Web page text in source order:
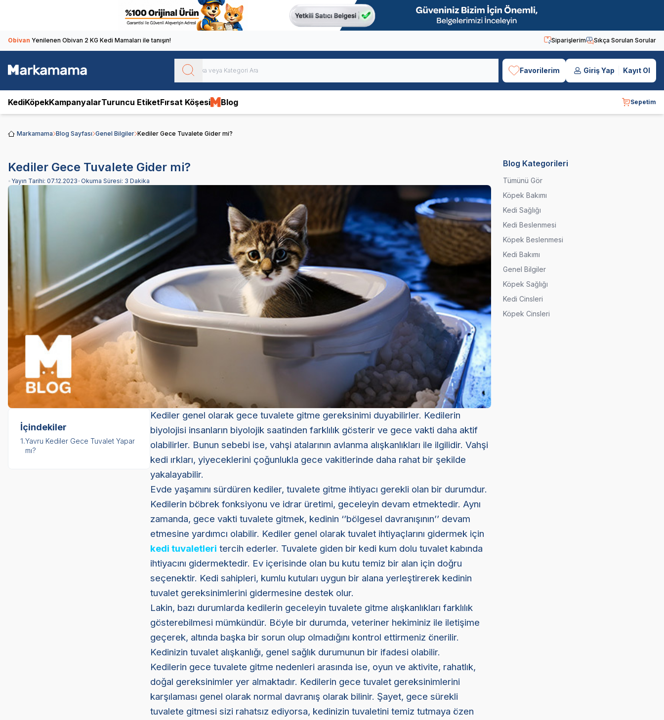
Obivan Yenilenen Obivan 2 KG Kedi Mamaları ile tanışın! Siparişlerim Sıkça Sorulan Sorular
Favorilerim Giriş Yap Kayıt Ol
KediKöpekKampanyalarTuruncu EtiketFırsat Köşesi Blog Sepetim
Markamama Blog Sayfası Genel Bilgiler Kediler Gece Tuvalete Gider mi?
Kediler Gece Tuvalete Gider mi?
• Yayın Tarihi: 07.12.2023•Okuma Süresi: 3 Dakika
İçindekiler
1.Yavru Kediler Gece Tuvalet Yapar
mı?
Kediler genel olarak gece tuvalete gitme gereksinimi duyabilirler. Kedilerin
biyolojisi insanların biyolojik saatinden farklılık gösterir ve gece vakti daha aktif
olabilirler. Bunun sebebi ise, vahşi atalarının avlanma alışkanlıkları ile ilgilidir. Vahşi
kedi ırkları, yiyeceklerini çoğunlukla gece vakitlerinde daha rahat bir şekilde
yakalayabilir.
Evde yaşamını sürdüren kediler, tuvalete gitme ihtiyacı gerekli olan bir durumdur.
Kedilerin böbrek fonksiyonu ve idrar üretimi, geceleyin devam etmektedir. Aynı
zamanda, gece vakti tuvalete gitmek, kedinin ‘’bölgesel davranışının’’ devam
etmesine yardımcı olabilir. Kediler genel olarak tuvalet ihtiyaçlarını gidermek için
kedi tuvaletleri tercih ederler. Tuvalete giden bir kedi kum dolu tuvalet kabında
ihtiyacını gidermektedir. Ev içerisinde olan bu kutu temiz bir alan için doğru
seçenektir. Kedi sahipleri, kumlu kutuları uygun bir alana yerleştirerek kedinin
tuvalet gereksinimlerini gidermesine destek olur.
Lakin, bazı durumlarda kedilerin geceleyin tuvalete gitme alışkanlıkları farklılık
gösterebilmesi mümkündür. Böyle bir durumda, veteriner hekiminiz ile iletişime
geçerek, altında başka bir sorun olup olmadığını kontrol ettirmeniz önerilir.
Kedinizin tuvalet alışkanlığı, genel sağlık durumunun bir ifadesi olabilir.
Kedilerin gece tuvalete gitme nedenleri arasında ise, oyun ve aktivite, rahatlık,
doğal gereksinimler yer almaktadır. Kedilerin gece tuvalet gereksinimlerini
karşılaması genel olarak normal davranış olarak bilinir. Şayet, gece sürekli
tuvalete gitmesi sizi rahatsız ediyorsa, kedinizin tuvaletini temiz tutmaya özen
Blog Kategorileri
Tümünü Gör
Köpek Bakımı
Kedi Sağlığı
Kedi Beslenmesi
Köpek Beslenmesi
Kedi Bakımı
Genel Bilgiler
Köpek Sağlığı
Kedi Cinsleri
Köpek Cinsleri